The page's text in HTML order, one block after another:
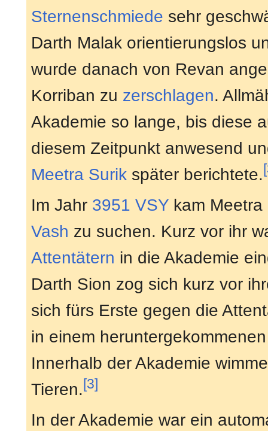
Sternenschmiede sehr
Darth Malak orientierungslos
wurde danach von Revan
Korriban zu zerschlagen.
Akademie so lange, bis diese
diesem Zeitpunkt anwesend
Meetra Surik später berichtete.
Im Jahr 3951 VSY kam
Vash zu suchen. Kurz vor ihr
Attentätern in die Akademie
Darth Sion zog sich kurz vor
sich fürs Erste gegen die
in einem
Innerhalb der Akademie
Tieren.[3]
In der Akademie war ein